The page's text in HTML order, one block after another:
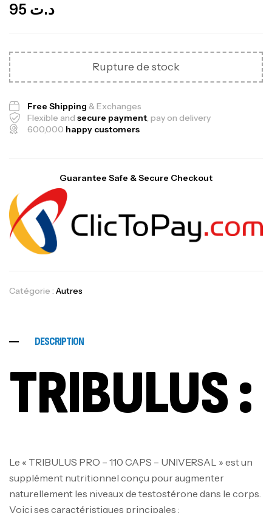
د.ت
Rupture de stock
Free Shipping & Exchanges
Flexible and secure payment, pay on delivery
600,000 happy customers
Guarantee Safe & Secure Checkout
Catégorie : Autres
DESCRIPTION
TRIBULUS :
Le « TRIBULUS PRO – 110 CAPS – UNIVERSAL » est un
supplément nutritionnel conçu pour augmenter
naturellement les niveaux de testostérone dans le corps.
Voici ses caractéristiques principales :